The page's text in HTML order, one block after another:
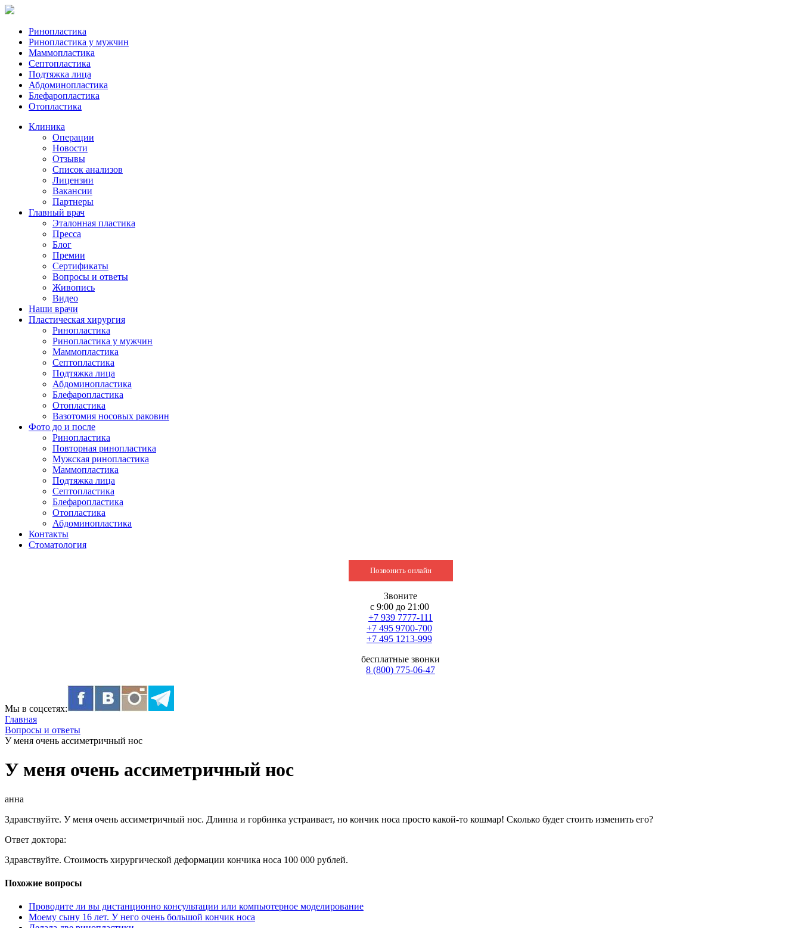
Ринопластика
Ринопластика у мужчин
Маммопластика
Септопластика
Подтяжка лица
Абдоминопластика
Блефаропластика
Отопластика
Клиника
Операции
Новости
Отзывы
Список анализов
Лицензии
Вакансии
Партнеры
Главный врач
Эталонная пластика
Пресса
Блог
Премии
Сертификаты
Вопросы и ответы
Живопись
Видео
Наши врачи
Пластическая хирургия
Ринопластика
Ринопластика у мужчин
Маммопластика
Септопластика
Подтяжка лица
Абдоминопластика
Блефаропластика
Отопластика
Вазотомия носовых раковин
Фото до и после
Ринопластика
Повторная ринопластика
Мужская ринопластика
Маммопластика
Подтяжка лица
Септопластика
Блефаропластика
Отопластика
Абдоминопластика
Контакты
Стоматология
Позвонить онлайн
Звоните
с 9:00 до 21:00
+7 939 7777-111
+7 495 9700-700
+7 495 1213-999
бесплатные звонки
8 (800) 775-06-47
Мы в соцсетях:
Главная
Вопросы и ответы
У меня очень ассиметричный нос
У меня очень ассиметричный нос
анна
Здравствуйте. У меня очень ассиметричный нос. Длинна и горбинка устраивает, но кончик носа просто какой-то кошмар! Сколько будет стоить изменить его?
Ответ доктора:
Здравствуйте. Стоимость хирургической деформации кончика носа 100 000 рублей.
Похожие вопросы
Проводите ли вы дистанционно консультации или компьютерное моделирование
Моему сыну 16 лет. У него очень большой кончик носа